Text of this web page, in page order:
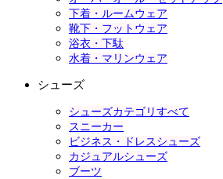
下着・ルームウェア
靴下・フットウェア
浴衣・下駄
水着・マリンウェア
シューズ
シューズカテゴリすべて
スニーカー
ビジネス・ドレスシューズ
カジュアルシューズ
ブーツ